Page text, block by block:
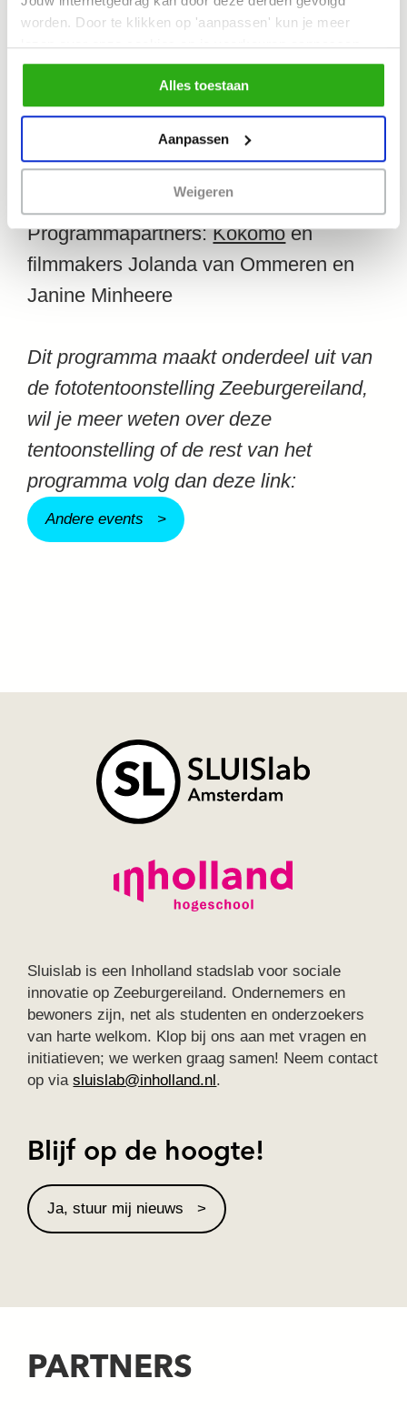
worden. Door te klikken op 'aanpassen' kun je meer
lezen over onze cookies en je voorkeuren aanpassen.
Door op 'Alles toestaan' te klikken, ga je akkoord met het
gebruik van alle cookies zoals omschreven in
onscookiebeleid.
Alles toestaan
Aanpassen
Weigeren
zijn beperkt, meld je daarom snel aan.
TIP: koop onderweg een frietje bij
Eiburgh Snack, om alvast in de
stemming te komen.
Programmapartners:Kokomoen
filmmakers Jolanda van Ommeren en
Janine Minheere
Dit programma maakt onderdeel uit van
de fototentoonstelling Zeeburgereiland,
wil je meer weten over deze
tentoonstelling of de rest van het
programma volg dan deze link:
Andere events
Sluislab is een Inholland stadslab voor sociale
innovatie op Zeeburgereiland. Ondernemers en
bewoners zijn, net als studenten en onderzoekers
van harte welkom. Klop bij ons aan met vragen en
initiatieven; we werken graag samen! Neem contact
op viasluislab@inholland.nl.
Blijf op de hoogte!
Ja, stuur mij nieuws
PARTNERS